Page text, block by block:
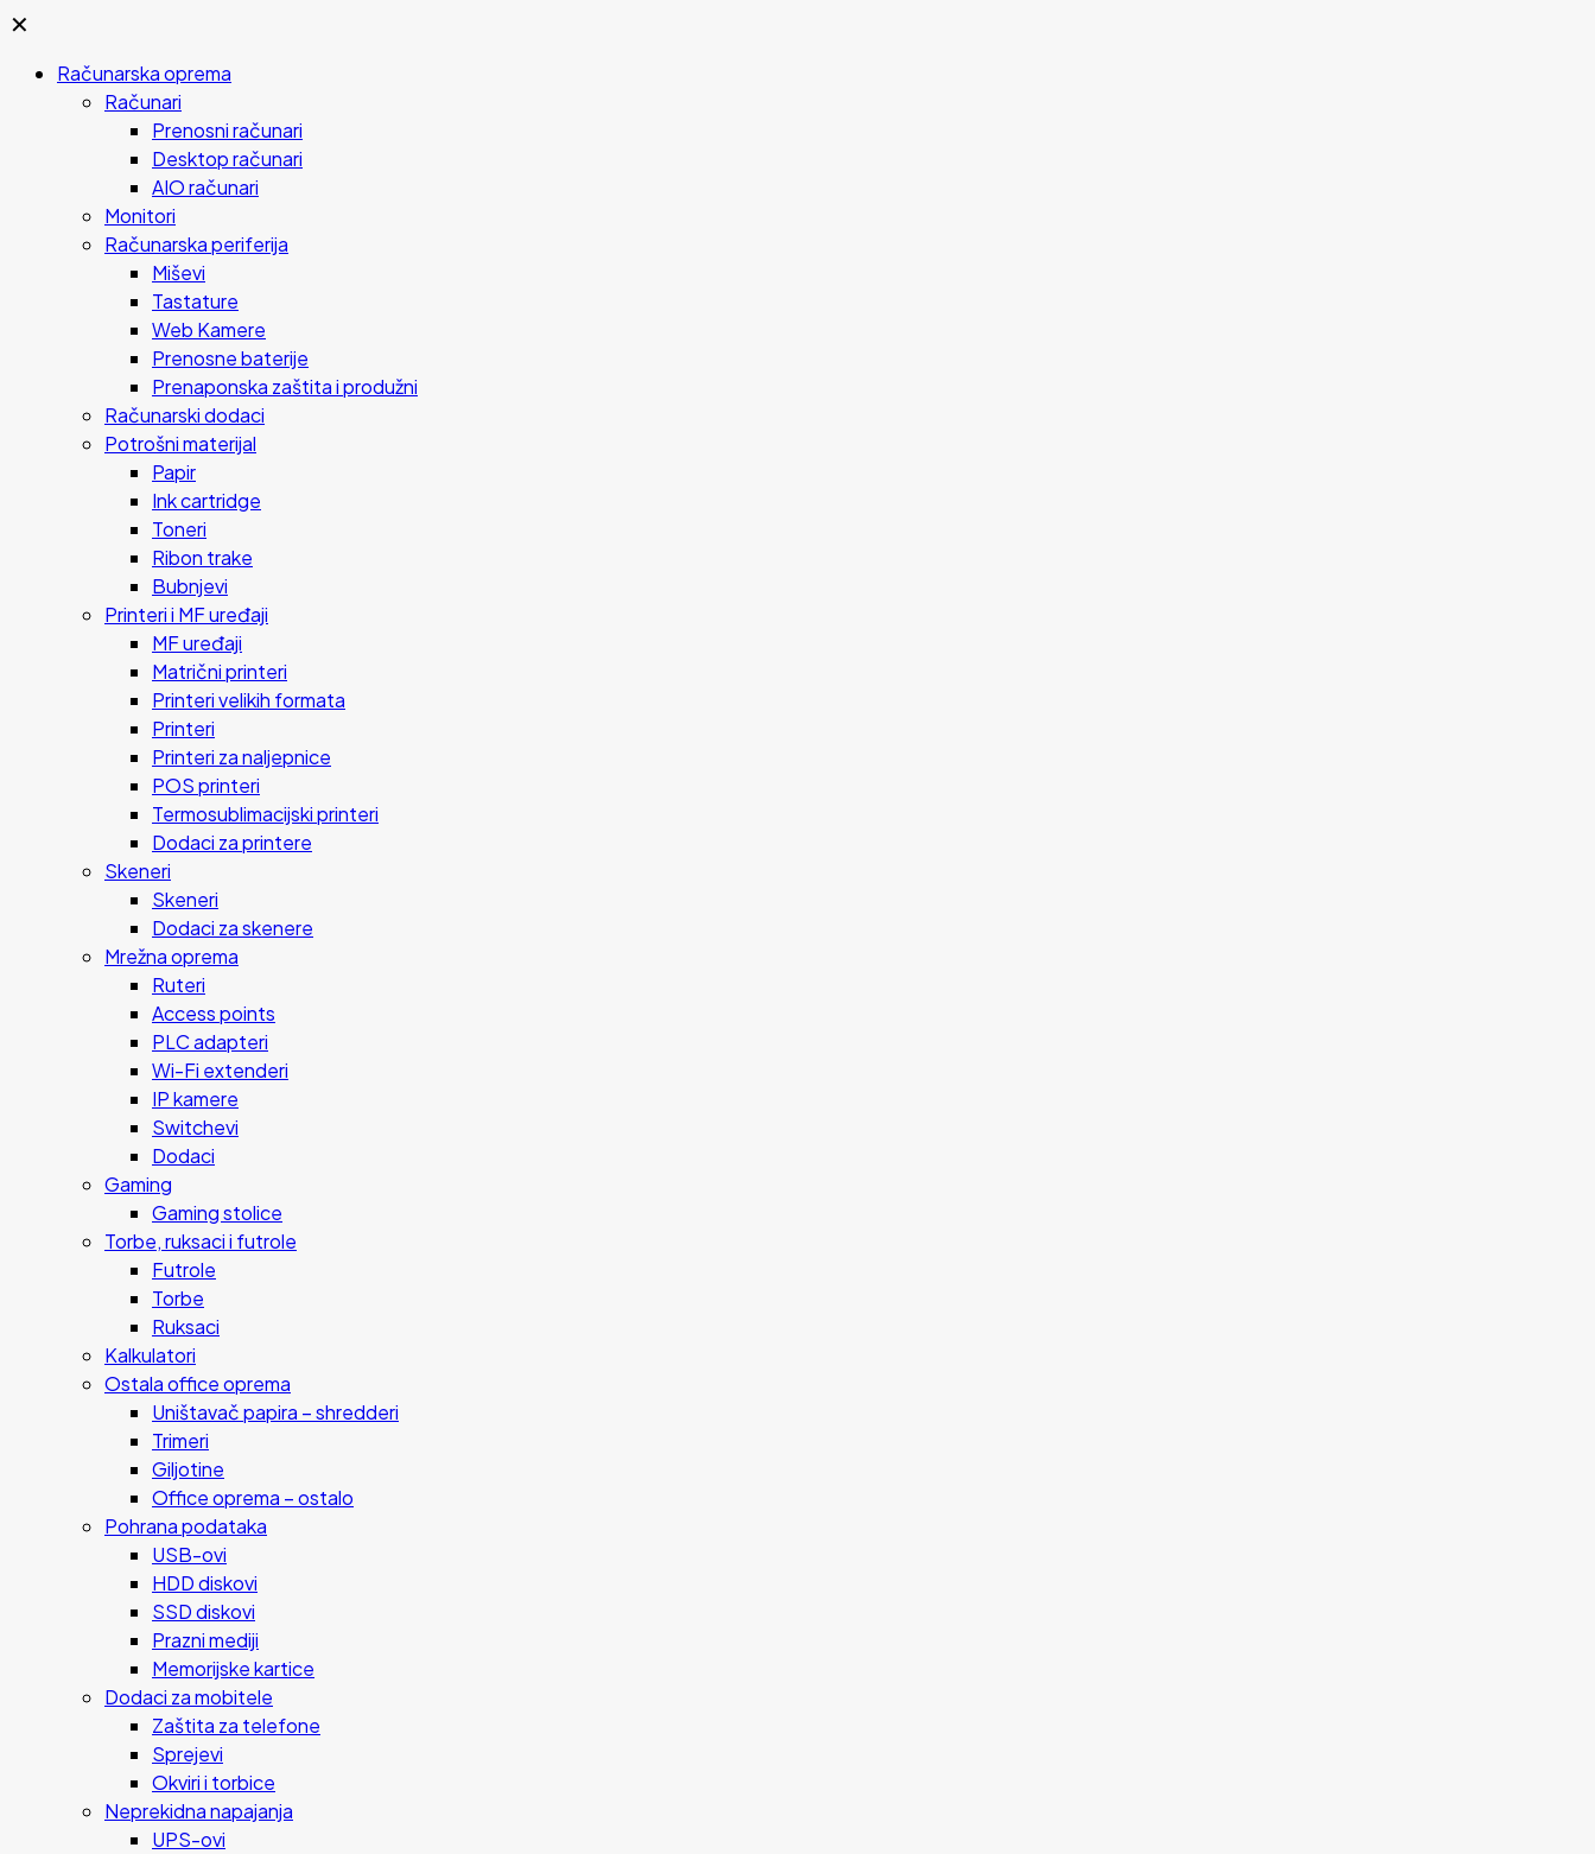
✕
Računarska oprema
Računari
Prenosni računari
Desktop računari
AIO računari
Monitori
Računarska periferija
Miševi
Tastature
Web Kamere
Prenosne baterije
Prenaponska zaštita i produžni
Računarski dodaci
Potrošni materijal
Papir
Ink cartridge
Toneri
Ribon trake
Bubnjevi
Printeri i MF uređaji
MF uređaji
Matrični printeri
Printeri velikih formata
Printeri
Printeri za naljepnice
POS printeri
Termosublimacijski printeri
Dodaci za printere
Skeneri
Skeneri
Dodaci za skenere
Mrežna oprema
Ruteri
Access points
PLC adapteri
Wi-Fi extenderi
IP kamere
Switchevi
Dodaci
Gaming
Gaming stolice
Torbe, ruksaci i futrole
Futrole
Torbe
Ruksaci
Kalkulatori
Ostala office oprema
Uništavač papira – shredderi
Trimeri
Giljotine
Office oprema – ostalo
Pohrana podataka
USB-ovi
HDD diskovi
SSD diskovi
Prazni mediji
Memorijske kartice
Dodaci za mobitele
Zaštita za telefone
Sprejevi
Okviri i torbice
Neprekidna napajanja
UPS-ovi